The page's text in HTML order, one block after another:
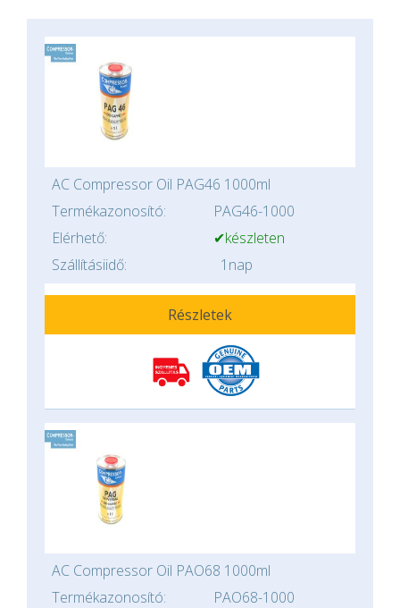
AC Compressor Oil PAG46 1000ml
Termékazonosító:
PAG46-1000
Elérhető:
✔készleten
Szállításiidő:
1nap
Részletek
AC Compressor Oil PAO68 1000ml
Termékazonosító:
PAO68-1000